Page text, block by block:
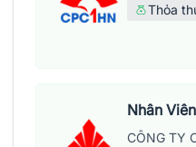
Thỏa
Nhân